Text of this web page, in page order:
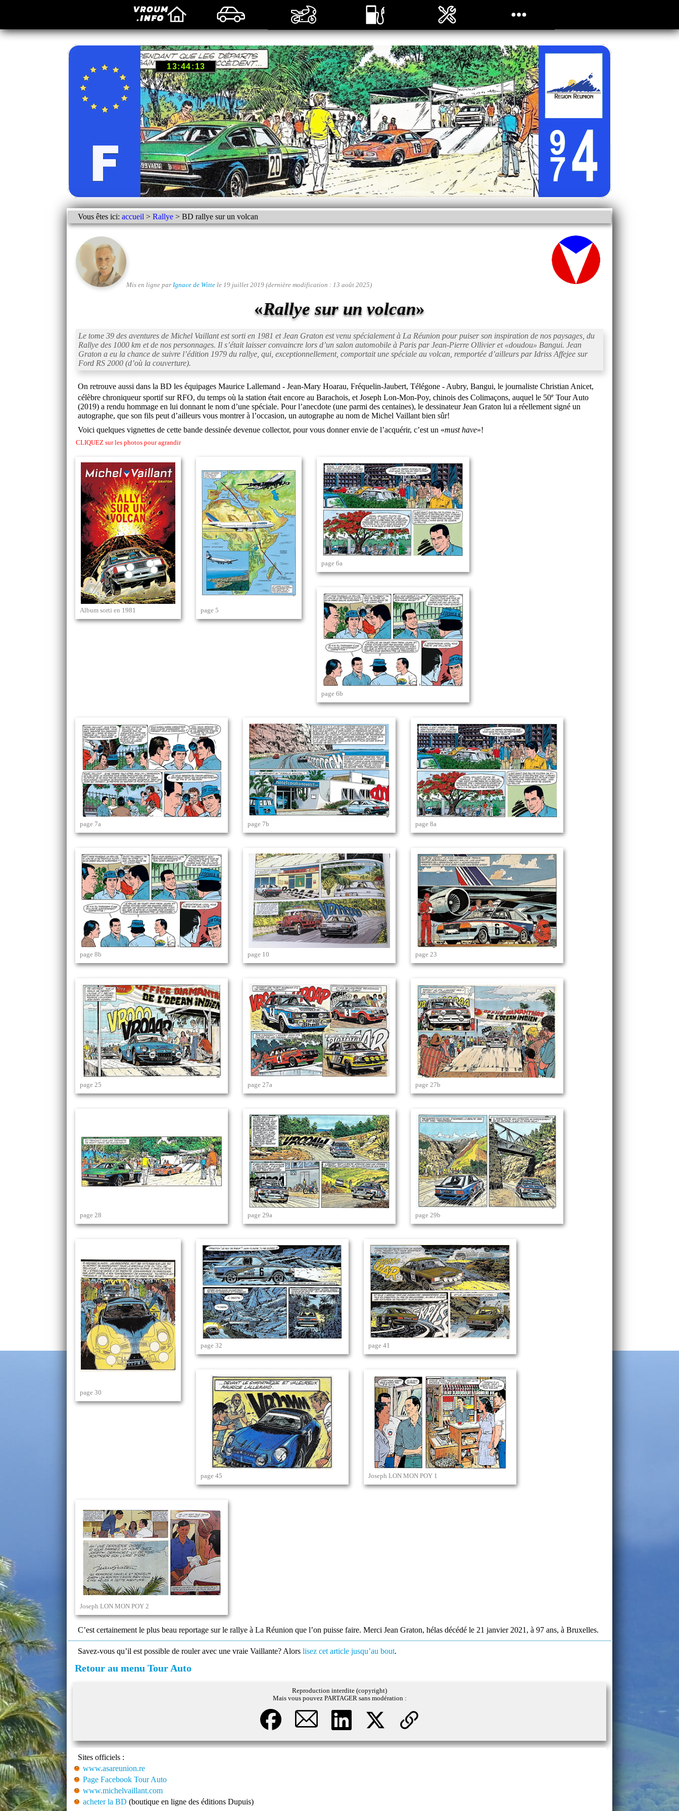
Vous êtes ici: accueil > Rallye> BD rallye sur un volcan
Mis en ligne par Ignace de Witte le 19 juillet 2019 (dernière modification : 13 août 2025)
«Rallye sur un volcan»
Le tome 39 des aventures de Michel Vaillant est sorti en 1981 et Jean Graton est venu spécialement à La Réunion pour puiser son inspiration de nos paysages, du
Rallye des 1000 km et de nos personnages. Il s’était laisser convaincre lors d’un salon automobile à Paris par Jean-Pierre Ollivier et «doudou» Bangui. Jean
Graton a eu la chance de suivre l’édition 1979 du rallye, qui, exceptionnellement, comportait une spéciale au volcan, remportée d’ailleurs par Idriss Affejee sur
Ford RS 2000 (d’où la couverture).
On retrouve aussi dans la BD les équipages Maurice Lallemand - Jean-Mary Hoarau, Fréquelin-Jaubert, Télégone - Aubry, Bangui, le journaliste Christian Anicet,
célèbre chroniqueur sportif sur RFO, du temps où la station était encore au Barachois, et Joseph Lon-Mon-Poy, chinois des Colimaçons, auquel le 50eTour Auto
(2019) a rendu hommage en lui donnant le nom d’une spéciale. Pour l’anecdote (une parmi des centaines), le dessinateur Jean Graton lui a réellement signé un
autographe, que son fils peut d’ailleurs vous montrer à l’occasion, un autographe au nom de Michel Vaillant bien sûr!
Voici quelques vignettes de cette bande dessinée devenue collector, pour vous donner envie de l’acquérir, c’est un «must have»!
CLIQUEZ sur les photos pour agrandir
Album sorti en 1981 page 5
page 6a
page 6b
page 7a page 7b page 8a
page 8b page 10 page 23
page 25 page 27a page 27b
page 28 page 29a page 29b
page 30
page 32 page 41
page 45 Joseph LON MON POY 1
Joseph LON MON POY 2
C’est certainement le plus beau reportage sur le rallye à La Réunion que l’on puisse faire. Merci Jean Graton, hélas décédé le 21 janvier 2021, à 97 ans, à Bruxelles.
Savez-vous qu’il est possible de rouler avec une vraie Vaillante? Alors lisez cet article jusqu’au bout.
Retour au menu Tour Auto
Reproduction interdite (copyright)
Mais vous pouvez PARTAGER sans modération :
Sites officiels :
www.asareunion.re
Page Facebook Tour Auto
www.michelvaillant.com
acheter la BD(boutique en ligne des éditions Dupuis)